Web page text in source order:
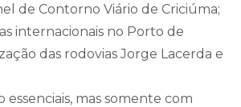
de Contorno Viário de Criciúma;
internacionais no Porto de
das rodovias Jorge Lacerda e
essenciais, mas somente com